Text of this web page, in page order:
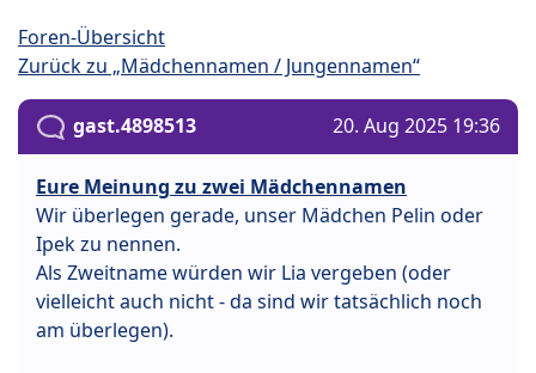
Foren-Übersicht
Zurück zu „Mädchennamen / Jungennamen“
gast.4898513 20. Aug 2025 19:36
Eure Meinung zu zwei Mädchennamen
Wir überlegen gerade, unser Mädchen Pelin oder
Ipek zu nennen.
Als Zweitname würden wir Lia vergeben (oder
vielleicht auch nicht - da sind wir tatsächlich noch
am überlegen).